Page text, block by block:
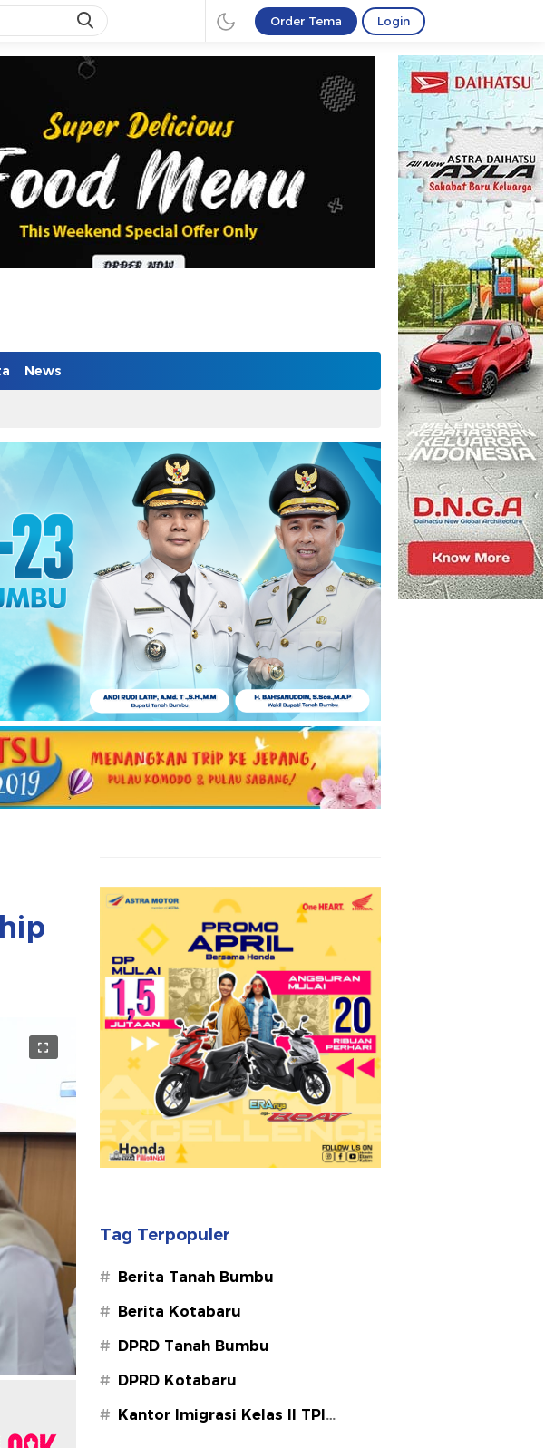
Order Tema Login
News
Tag Terpopuler
# Berita Tanah Bumbu
# Berita Kotabaru
# DPRD Tanah Bumbu
# DPRD Kotabaru
# Kantor Imigrasi Kelas II TPI